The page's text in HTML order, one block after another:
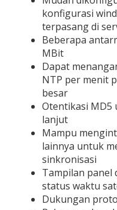
konfigurasi
terpasang di
Beberapa
MBit
Dapat
NTP per menit
besar
Otentikasi MD5
lanjut
Mampu
lainnya untuk
sinkronisasi
Tampilan panel
status waktu
Dukungan